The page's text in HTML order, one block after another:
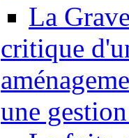
La
critique
une